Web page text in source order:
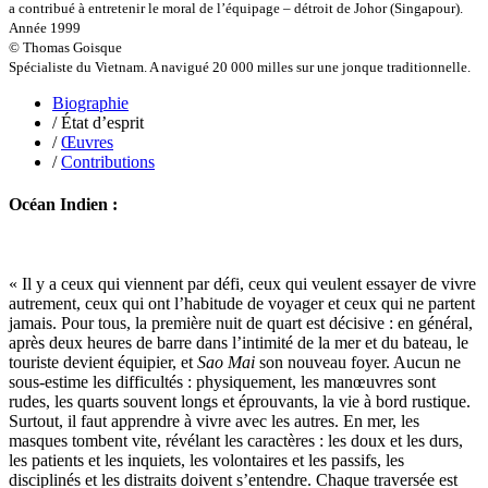
Luzzatto-Béjanin Béatrice
Marcel Patrick
Marthaler Claude
Mathieu Sandra
Miollis Bertrand de
Mittelette Eddie
Monchaud Morgan
Moullec Christian
Nicolas Philippe
Niveau Stéphane
Noacco Cristina
Nobili Johanna
Nodet Mariette
Nodet Philippe
Ollivier-Henry Jocelyne
Olmedo Éric
Pacquier Thierry
Pajetnov Valentin
Pastureau Jean
a contribué à entretenir le moral de l’équipage – détroit de Johor (Singapour).
Année 1999
© Thomas Goisque
Spécialiste du Vietnam. A navigué 20 000 milles sur une jonque traditionnelle.
Biographie
/ État d’esprit
/Œuvres
/Contributions
Océan Indien :
« Il y a ceux qui viennent par défi, ceux qui veulent essayer de vivre
autrement, ceux qui ont l’habitude de voyager et ceux qui ne partent
jamais. Pour tous, la première nuit de quart est décisive : en général,
après deux heures de barre dans l’intimité de la mer et du bateau, le
touriste devient équipier, etSao Mai son nouveau foyer. Aucun ne
sous-estime les difficultés : physiquement, les manœuvres sont
rudes, les quarts souvent longs et éprouvants, la vie à bord rustique.
Surtout, il faut apprendre à vivre avec les autres. En mer, les
masques tombent vite, révélant les caractères : les doux et les durs,
les patients et les inquiets, les volontaires et les passifs, les
disciplinés et les distraits doivent s’entendre. Chaque traversée est